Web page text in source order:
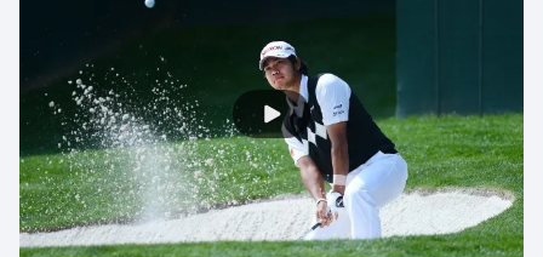
Vodní slalom
Volejbal
Ostatní